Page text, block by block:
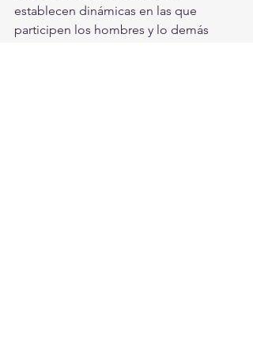
establecen dinámicas en las que
participen los hombres y lo demás